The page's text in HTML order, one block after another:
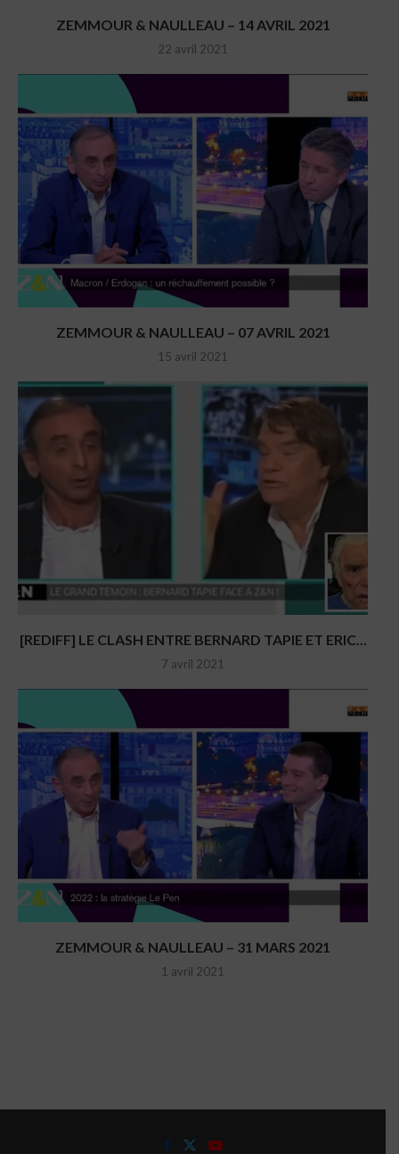
ZEMMOUR & NAULLEAU – 14 AVRIL 2021
22 avril 2021
ZEMMOUR & NAULLEAU – 07 AVRIL 2021
15 avril 2021
[REDIFF] LE CLASH ENTRE BERNARD TAPIE ET ERIC...
7 avril 2021
ZEMMOUR & NAULLEAU – 31 MARS 2021
1 avril 2021